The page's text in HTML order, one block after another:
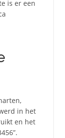
is er een
in het
en het